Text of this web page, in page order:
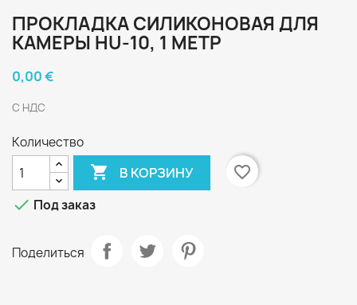
ПРОКЛАДКА СИЛИКОНОВАЯ ДЛЯ
КАМЕРЫ HU-10, 1 МЕТР
0,00 €
С НДС
Количество
 В КОРЗИНУ
favorite_border
 Под заказ
Поделиться